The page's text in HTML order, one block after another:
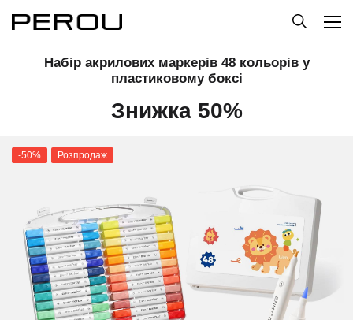
Набір акрилових маркерів 48 кольорів у
пластиковому боксі
Знижка 50%
-50% Розпродаж